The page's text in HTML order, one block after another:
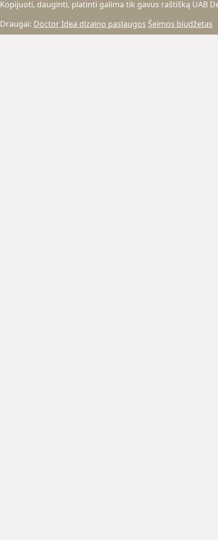
Kopijuoti, dauginti, platinti galima tik gavus raštišką UAB
Draugai: Doctor Idea dizaino paslaugos Šeimos biudžetas